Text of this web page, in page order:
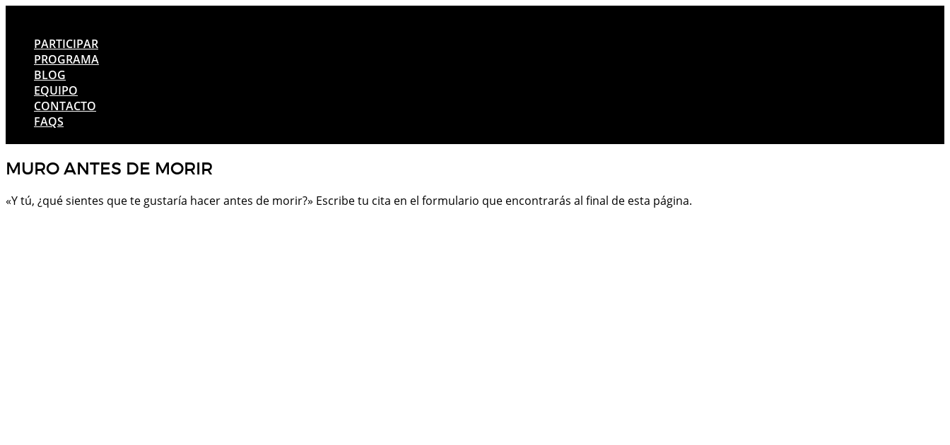
PARTICIPAR
PROGRAMA
BLOG
EQUIPO
CONTACTO
FAQS
MURO ANTES DE MORIR
«Y tú, ¿qué sientes que te gustaría hacer antes de morir?» Escribe tu cita en el formulario que encontrarás al final de esta página.